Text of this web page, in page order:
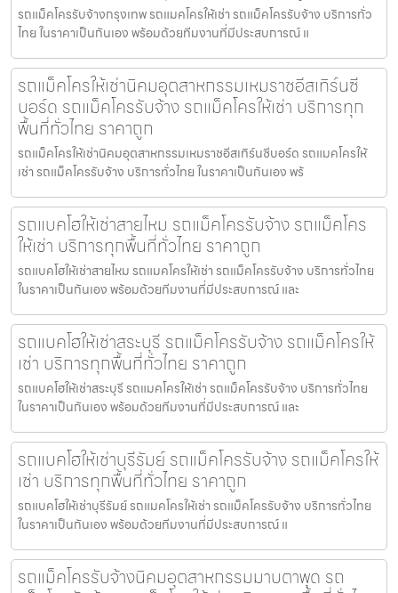
รถแม็คโครรับจ้างกรุงเทพ รถแมคโครให้เช่า รถแม็คโครรับจ้าง บริการทั่ว
ไทย ในราคาเป็นกันเอง พร้อมด้วยทีมงานที่มีประสบการณ์ แ
รถแม็คโครให้เช่านิคมอุตสาหกรรมเหมราชอีสเทิร์นซี
บอร์ด รถแม็คโครรับจ้าง รถแม็คโครให้เช่า บริการทุก
พื้นที่ทั่วไทย ราคาถูก
รถแม็คโครให้เช่านิคมอุตสาหกรรมเหมราชอีสเทิร์นซีบอร์ด รถแมคโครให้
เช่า รถแม็คโครรับจ้าง บริการทั่วไทย ในราคาเป็นกันเอง พร้
รถแบคโฮให้เช่าสายไหม รถแม็คโครรับจ้าง รถแม็คโคร
ให้เช่า บริการทุกพื้นที่ทั่วไทย ราคาถูก
รถแบคโฮให้เช่าสายไหม รถแมคโครให้เช่า รถแม็คโครรับจ้าง บริการทั่วไทย
ในราคาเป็นกันเอง พร้อมด้วยทีมงานที่มีประสบการณ์ และ
รถแบคโฮให้เช่าสระบุรี รถแม็คโครรับจ้าง รถแม็คโครให้
เช่า บริการทุกพื้นที่ทั่วไทย ราคาถูก
รถแบคโฮให้เช่าสระบุรี รถแมคโครให้เช่า รถแม็คโครรับจ้าง บริการทั่วไทย
ในราคาเป็นกันเอง พร้อมด้วยทีมงานที่มีประสบการณ์ และ
รถแบคโฮให้เช่าบุรีรัมย์ รถแม็คโครรับจ้าง รถแม็คโครให้
เช่า บริการทุกพื้นที่ทั่วไทย ราคาถูก
รถแบคโฮให้เช่าบุรีรัมย์ รถแมคโครให้เช่า รถแม็คโครรับจ้าง บริการทั่วไทย
ในราคาเป็นกันเอง พร้อมด้วยทีมงานที่มีประสบการณ์ แ
รถแม็คโครรับจ้างนิคมอุตสาหกรรมมาบตาพุด รถ